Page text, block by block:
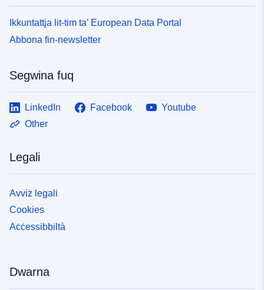
Ikkuntattja lit-tim ta’ European Data Portal
Abbona fin-newsletter
Segwina fuq
LinkedIn Facebook
Youtube
Other
Legali
Avviż legali
Cookies
Aċċessibbiltà
Dwarna